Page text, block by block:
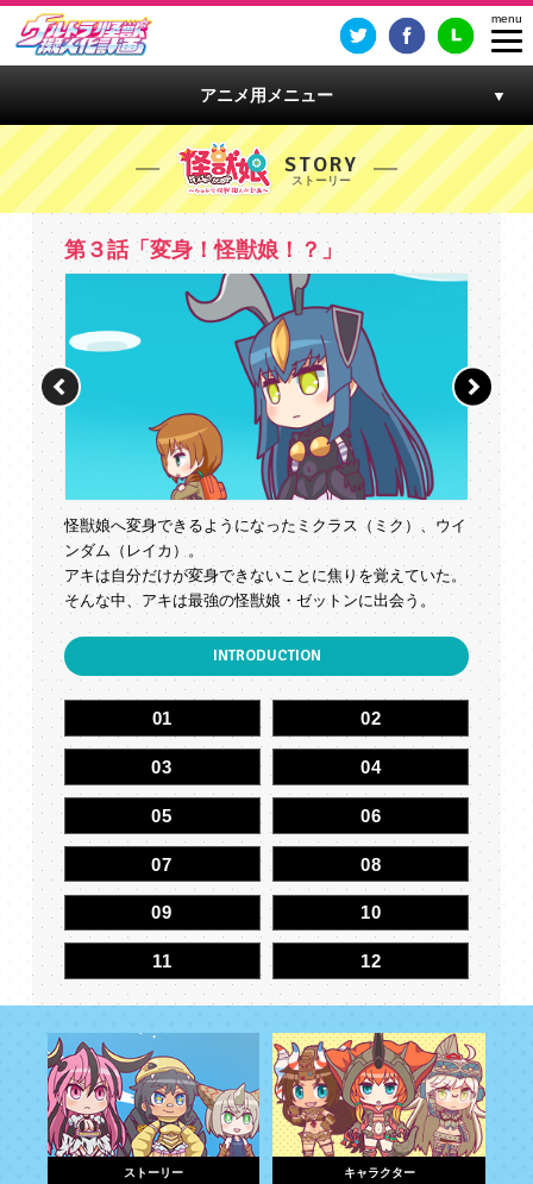
アニメ用メニュー
STORY
第３話「変身！怪獣娘！？」
怪獣娘へ変身できるようになったミクラス（ミク）、ウイ
ンダム（レイカ）。
アキは自分だけが変身できないことに焦りを覚えていた。
そんな中、アキは最強の怪獣娘・ゼットンに出会う。
INTRODUCTION
01 02
03 04
05 06
07 08
09 10
11 12
ストーリー キャラクター